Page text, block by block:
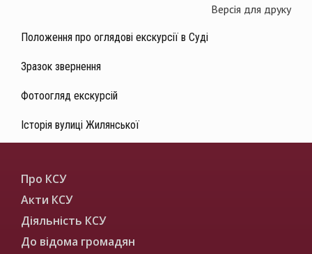
Версія для друку
Положення про оглядові екскурсії в Суді
Зразок звернення
Фотоогляд екскурсій
Історія вулиці Жилянської
Про КСУ
Акти КСУ
Діяльність КСУ
До відома громадян